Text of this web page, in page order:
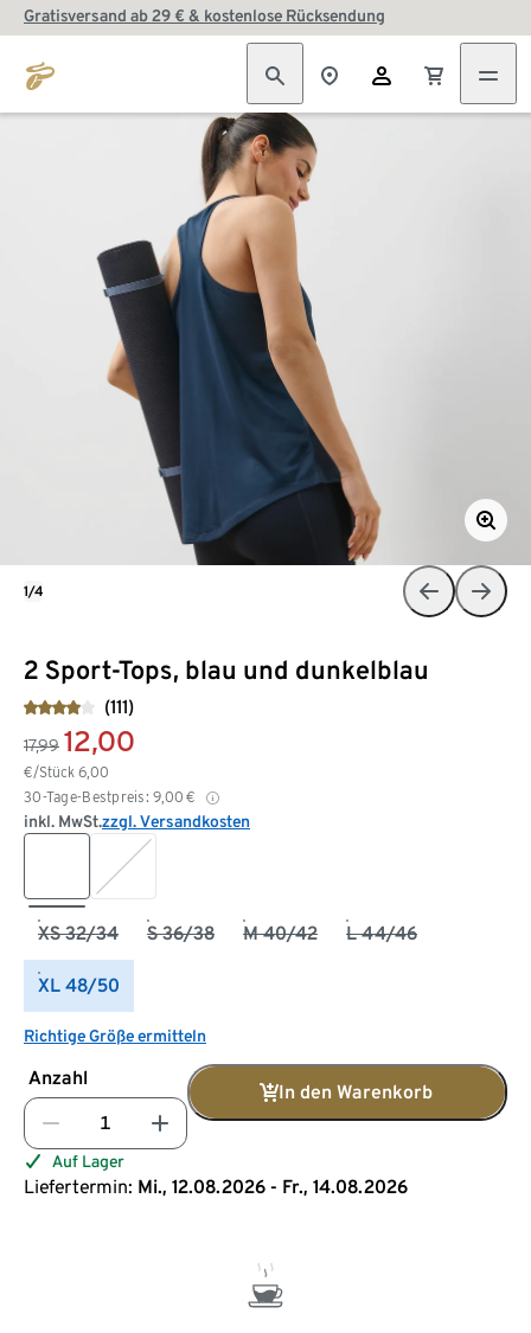
Gratisversand ab 29 € & kostenlose Rücksendung
2 Sport-Tops, blau und dunkelblau
(111)
17,99 12,00
€/Stück 6,00
30-Tage-Bestpreis: 9,00 €
inkl. MwSt.zzgl. Versandkosten
XS 32/34 S 36/38 M 40/42 L 44/46
XL 48/50
Richtige Größe ermitteln
Anzahl
In den Warenkorb
Auf Lager
Liefertermin: Mi., 12.08.2026 - Fr., 14.08.2026
1/4